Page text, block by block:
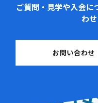
ご質問・見学や入会に
わせ
お問い合わせ